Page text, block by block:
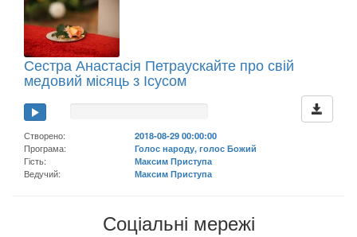
Сестра Анастасія Петраускайте про свій
медовий місяць з Ісусом
Створено:
2018-08-29 00:00:00
Програма:
Голос народу, голос Божий
Гість:
Максим Приступа
Ведучий:
Максим Приступа
Соціальні мережі